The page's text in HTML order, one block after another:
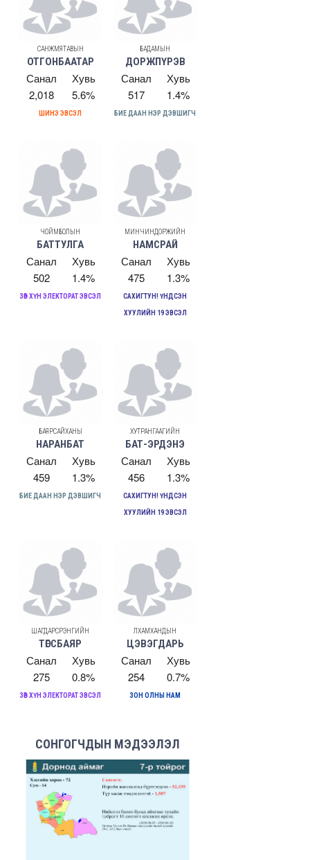
САНЖМЯТАВЫН
ОТГОНБААТАР
Санал
Хувь
2,018
5.6%
ШИНЭ ЭВСЭЛ
БАДАМЫН
ДОРЖПҮРЭВ
Санал
Хувь
517
1.4%
БИЕ ДААН НЭР ДЭВШИГЧ
ЧОЙМБОЛЫН
БАТТУЛГА
Санал
Хувь
502
1.4%
ЗӨВ ХҮН ЭЛЕКТОРАТ ЭВСЭЛ
МИНЧИНДОРЖИЙН
НАМСРАЙ
Санал
Хувь
475
1.3%
САХИГТУН! ҮНДСЭН
ХУУЛИЙН 19 ЭВСЭЛ
БАЯРСАЙХАНЫ
НАРАНБАТ
Санал
Хувь
459
1.3%
БИЕ ДААН НЭР ДЭВШИГЧ
ХУТРАНГААГИЙН
БАТ-ЭРДЭНЭ
Санал
Хувь
456
1.3%
САХИГТУН! ҮНДСЭН
ХУУЛИЙН 19 ЭВСЭЛ
ШАГДАРСҮРЭНГИЙН
ТӨГСБАЯР
Санал
Хувь
275
0.8%
ЗӨВ ХҮН ЭЛЕКТОРАТ ЭВСЭЛ
ЛХАМХАНДЫН
ЦЭВЭГДАРЬ
Санал
Хувь
254
0.7%
ЗОН ОЛНЫ НАМ
СОНГОГЧДЫН МЭДЭЭЛЭЛ